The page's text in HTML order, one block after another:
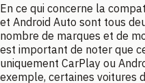
En ce qui concerne la
et Android Auto sont tous
nombre de marques et de
est important de noter que
uniquement CarPlay ou
exemple, certaines voitures